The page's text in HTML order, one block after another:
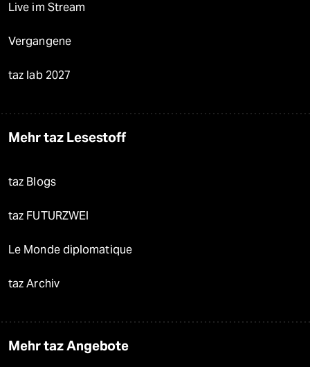
Live im Stream
Vergangene
taz lab 2027
Mehr taz Lesestoff
taz Blogs
taz FUTURZWEI
Le Monde diplomatique
taz Archiv
Mehr taz Angebote